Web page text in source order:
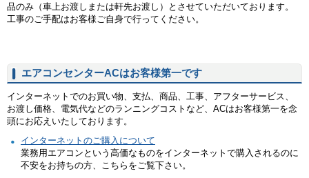
品のみ（車上お渡しまたは軒先お渡し）とさせていただいております。
工事のご手配はお客様ご自身で行ってください。
エアコンセンターACはお客様第一です
インターネットでのお買い物、支払、商品、工事、アフターサービス、
お渡し価格、電気代などのランニングコストなど、ACはお客様第一を念
頭にお応えいたしております。
インターネットのご購入について
業務用エアコンという高価なものをインターネットで購入されるのに
不安をお持ちの方、こちらをご覧下さい。